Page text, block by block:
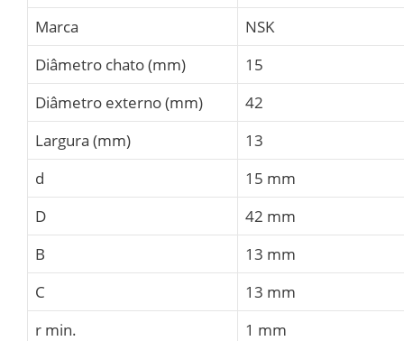
Marca
NSK
Diâmetro chato (mm)
15
Diâmetro externo (mm)
42
Largura (mm)
13
d
15 mm
D
42 mm
B
13 mm
C
13 mm
r min.
1 mm